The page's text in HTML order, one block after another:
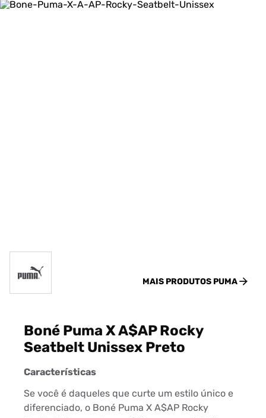
MAIS PRODUTOS PUMA
Boné Puma X A$AP Rocky
Seatbelt Unissex Preto
Características
Se você é daqueles que curte um estilo único e
diferenciado, o Boné Puma X A$AP Rocky